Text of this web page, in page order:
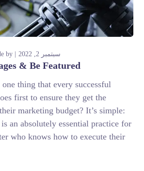
سبتمبر 2, 2022 by
& Be Featured
thing that every successful
first to ensure they get the
marketing budget? It’s simple:
an absolutely essential practice for
who knows how to execute their